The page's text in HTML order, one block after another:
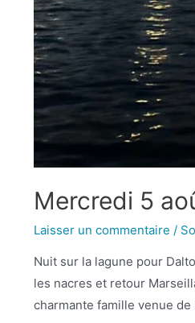
Mercredi 5
Laisser un commentaire /
Nuit sur la lagune pour
les nacres et retour
charmante famille venue